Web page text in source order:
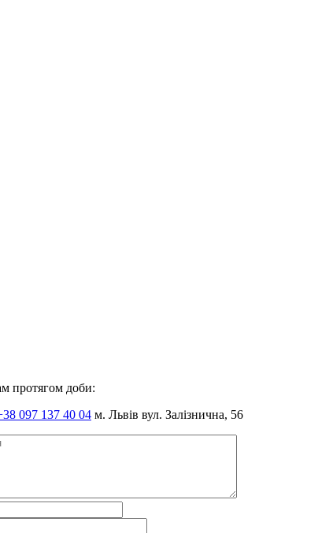
протягом доби:
097 137 40 04 м. Львів вул. Залізнична, 56